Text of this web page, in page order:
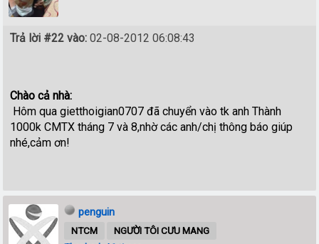
Trả lời #22 vào: 02-08-2012 06:08:43
Chào cả nhà:
Hôm qua gietthoigian0707 đã chuyển vào tk anh Thành
1000k CMTX tháng 7 và 8,nhờ các anh/chị thông báo giúp
nhé,cảm ơn!
penguin
NTCM
NGƯỜI TÔI CƯU MANG